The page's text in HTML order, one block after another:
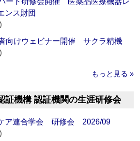
ンス財団
向けウェビナー開催 サクラ精機
もっと見る »
証機構 認証機関の生涯研修会
ア連合学会 研修会 2026/09